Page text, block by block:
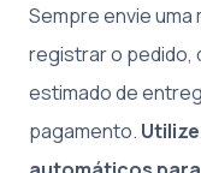
Sempre envie
registrar o pedido,
estimado de
pagamento.